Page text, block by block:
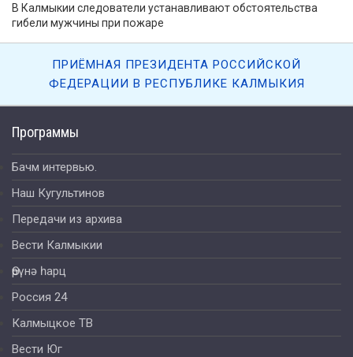
Программы
Бачм интервью.
Наш Кугультинов
Передачи из архива
Вести Калмыкии
Өрүнә һарц
Россия 24
Калмыцкое ТВ
Вести Юг
В Калмыкии следователи устанавливают обстоятельства
гибели мужчины при пожаре
ПРИЁМНАЯ ПРЕЗИДЕНТА РОССИЙСКОЙ
ФЕДЕРАЦИИ В РЕСПУБЛИКЕ КАЛМЫКИЯ